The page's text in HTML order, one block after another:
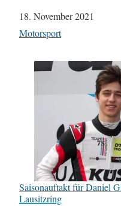
Datum
18. November 2021
In Bezug auf
Motorsport
Saisonauftakt für Daniel
Lausitzring